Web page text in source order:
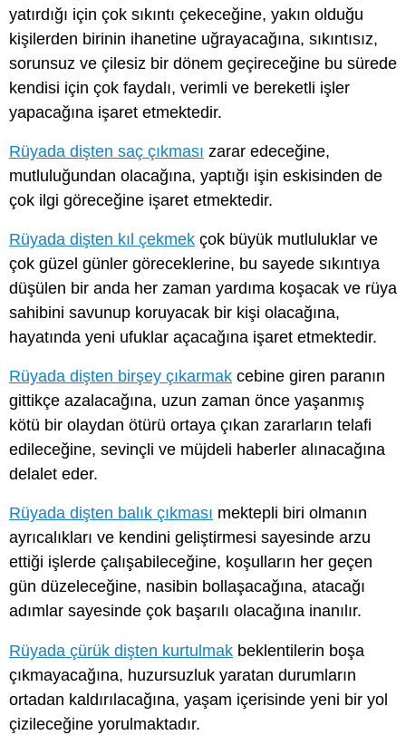
yatırdığı için çok sıkıntı çekeceğine, yakın olduğu
kişilerden birinin ihanetine uğrayacağına, sıkıntısız,
sorunsuz ve çilesiz bir dönem geçireceğine bu sürede
kendisi için çok faydalı, verimli ve bereketli işler
yapacağına işaret etmektedir.
Rüyada dişten saç çıkması zarar edeceğine,
mutluluğundan olacağına, yaptığı işin eskisinden de
çok ilgi göreceğine işaret etmektedir.
Rüyada dişten kıl çekmek çok büyük mutluluklar ve
çok güzel günler göreceklerine, bu sayede sıkıntıya
düşülen bir anda her zaman yardıma koşacak ve rüya
sahibini savunup koruyacak bir kişi olacağına,
hayatında yeni ufuklar açacağına işaret etmektedir.
Rüyada dişten birşey çıkarmak cebine giren paranın
gittikçe azalacağına, uzun zaman önce yaşanmış
kötü bir olaydan ötürü ortaya çıkan zararların telafi
edileceğine, sevinçli ve müjdeli haberler alınacağına
delalet eder.
Rüyada dişten balık çıkması mektepli biri olmanın
ayrıcalıkları ve kendini geliştirmesi sayesinde arzu
ettiği işlerde çalışabileceğine, koşulların her geçen
gün düzeleceğine, nasibin bollaşacağına, atacağı
adımlar sayesinde çok başarılı olacağına inanılır.
Rüyada çürük dişten kurtulmak beklentilerin boşa
çıkmayacağına, huzursuzluk yaratan durumların
ortadan kaldırılacağına, yaşam içerisinde yeni bir yol
çizileceğine yorulmaktadır.